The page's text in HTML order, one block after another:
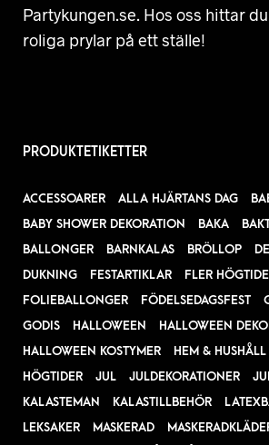
Partykungen.se. Hos oss hittar
roliga prylar på ett ställe!
PRODUKTETIKETTER
ACCESSOARER ALLA HJÄRTANS DAG
BABY SHOWER DEKORATION
BAKA
BALLONGER
BARNKALAS BRÖLLOP
DUKNING
FESTARTIKLAR
FLER
FOLIEBALLONGER
FÖDELSEDAGSFEST
GODIS
HALLOWEEN
HALLOWEEN
HALLOWEEN KOSTYMER
HEM & HUSHÅLL
HÖGTIDER
JUL JULDEKORATIONER
KALASTEMAN
KALASTILLBEHÖR
LEKSAKER
MASKERAD